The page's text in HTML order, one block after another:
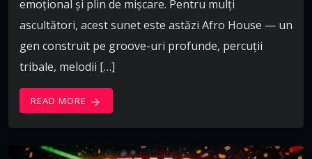
emoțional și plin de mișcare. Pentru mulți
ascultători, acest sunet este astăzi Afro House — un
gen construit pe groove-uri profunde, percuții
tribale, melodii […]
READ MORE arrow_forward